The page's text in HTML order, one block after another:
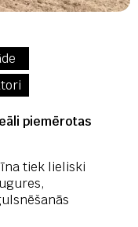
piemērotas
tiek lieliski